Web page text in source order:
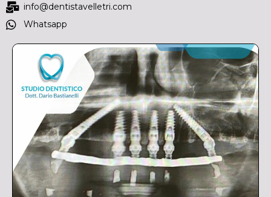
info@dentistavelletri.com
Whatsapp